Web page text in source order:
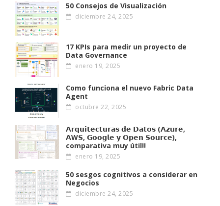
50 Consejos de Visualización
diciembre 24, 2025
17 KPIs para medir un proyecto de
Data Governance
enero 19, 2025
Como funciona el nuevo Fabric Data
Agent
octubre 22, 2025
𝗔𝗿𝗾𝘂𝗶𝘁𝗲𝗰𝘁𝘂𝗿𝗮𝘀 𝗱𝗲 𝗗𝗮𝘁𝗼𝘀 (𝗔𝘇𝘂𝗿𝗲,
𝗔W𝗦, 𝗚𝗼𝗼𝗴𝗹𝗲 𝘆 𝗢𝗽𝗲𝗻 𝗦𝗼𝘂𝗿𝗰𝗲),
comparativa muy útil!!
enero 19, 2025
50 sesgos cognitivos a considerar en
Negocios
diciembre 24, 2025